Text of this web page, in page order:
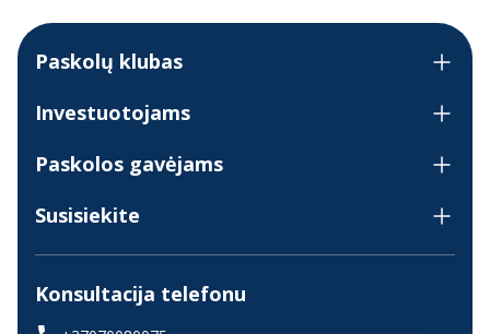
Paskolų klubas
Investuotojams
Paskolos gavėjams
Susisiekite
Konsultacija telefonu